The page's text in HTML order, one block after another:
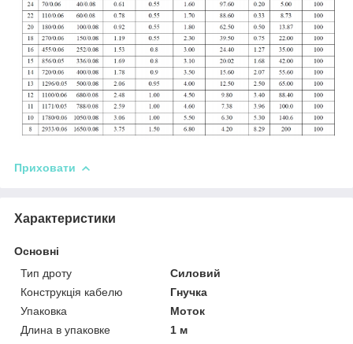
Приховати
Характеристики
Основні
Тип дроту
Силовий
Конструкція кабелю
Гнучка
Упаковка
Моток
Длина в упаковке
1 м